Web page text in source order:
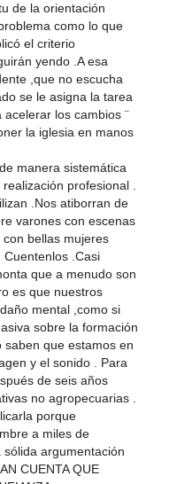
de la orientación
como lo que
el criterio
yendo .A esa
,que no escucha
se le asigna la tarea
los cambios ¨
la iglesia en manos
manera sistemática
profesional .
.Nos atiborran de
varones con escenas
bellas mujeres
.Casi
que a menudo son
es que nuestros
mental ,como si
sobre la formación
saben que estamos en
y el sonido . Para
de seis años
no agropecuarias .
porque
a miles de
argumentación
CUENTA QUE